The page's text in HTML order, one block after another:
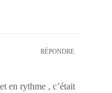
RÉPONDRE
en rythme , c’était